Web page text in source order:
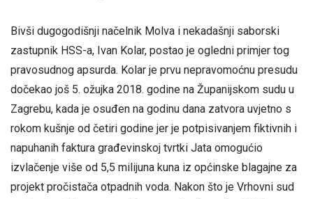
Bivši dugogodišnji načelnik Molva i nekadašnji saborski
zastupnik HSS-a, Ivan Kolar, postao je ogledni primjer tog
pravosudnog apsurda. Kolar je prvu nepravomoćnu presudu
dočekao još 5. ožujka 2018. godine na Županijskom sudu u
Zagrebu, kada je osuđen na godinu dana zatvora uvjetno s
rokom kušnje od četiri godine jer je potpisivanjem fiktivnih i
napuhanih faktura građevinskoj tvrtki Jata omogućio
izvlačenje više od 5,5 milijuna kuna iz općinske blagajne za
projekt pročistača otpadnih voda. Nakon što je Vrhovni sud